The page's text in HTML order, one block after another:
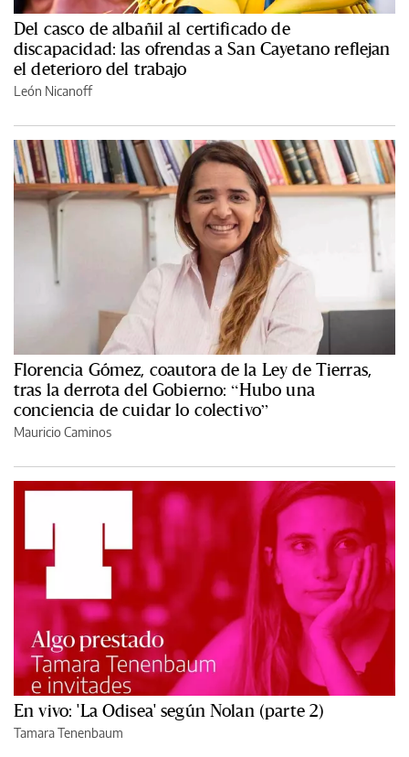
Del casco de albañil al certificado de
discapacidad: las ofrendas a San Cayetano reflejan
el deterioro del trabajo
León Nicanoff
Florencia Gómez, coautora de la Ley de Tierras,
tras la derrota del Gobierno: “Hubo una
conciencia de cuidar lo colectivo”
Mauricio Caminos
En vivo: 'La Odisea' según Nolan (parte 2)
Tamara Tenenbaum